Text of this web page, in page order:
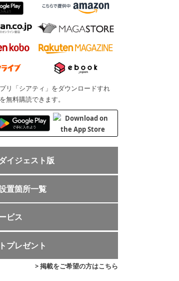
リ「シアティ」をダウンロードすれ
無料購読できます。
イジェスト版
置箇所一覧
ビス
プレゼント
> 掲載をご希望の方はこちら